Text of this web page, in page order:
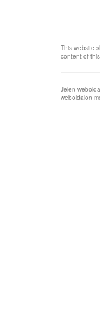
This website
content of
Jelen
weboldalon